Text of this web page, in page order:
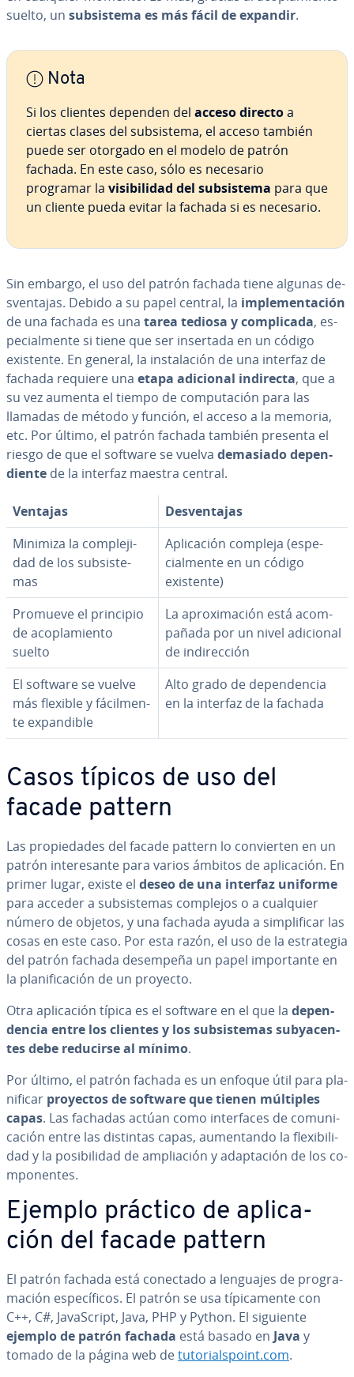
suelto, un su­b­si­s­te­ma es más fácil de expandir.
Nota
Si los clientes dependen del acceso directoa
ciertas clases del su­b­si­s­te­ma, el acceso también
puede ser otorgado en el modelo de patrón
fachada. En este caso, sólo es necesario
programar la vi­si­bi­li­dad del su­b­si­s­te­ma para que
un cliente pueda evitar la fachada si es necesario.
Sin embargo, el uso del patrón fachada tiene algunas de­
s­ve­n­ta­jas. Debido a su papel central, la im­ple­me­n­ta­ción
de una fachada es una tarea tediosa y co­m­pli­ca­da, es­
pe­cia­l­me­n­te si tiene que ser insertada en un código
existente. En general, la in­s­ta­la­ción de una interfaz de
fachada requiere una etapa adicional indirecta, que a
su vez aumenta el tiempo de co­mpu­tación para las
llamadas de método y función, el acceso a la memoria,
etc. Por último, el patrón fachada también presenta el
riesgo de que el software se vuelva demasiado de­pe­n­
die­n­te de la interfaz maestra central.
Ventajas
De­s­ve­n­ta­jas
Minimiza la co­m­ple­ji­
dad de los su­b­si­s­te­
mas
Apli­ca­ción compleja (es­pe­
cia­l­me­n­te en un código
existente)
Promueve el principio
de aco­pla­mie­n­to
suelto
La apro­xi­ma­ción está aco­m­
pa­ña­da por un nivel adicional
de in­di­re­c­ción
El software se vuelve
más flexible y fá­ci­l­me­n­
te ex­pa­n­di­ble
Alto grado de de­pe­n­de­n­cia
en la interfaz de la fachada
Casos típicos de uso del
facade pattern
Las pro­pie­da­des del facade pattern lo co­n­vie­r­ten en un
patrón in­te­re­sa­n­te para varios ámbitos de apli­ca­ción. En
primer lugar, existe el deseo de una interfaz uniforme
para acceder a su­b­si­s­te­mas complejos o a cualquier
número de objetos, y una fachada ayuda a si­m­pli­fi­car las
cosas en este caso. Por esta razón, el uso de la es­tra­te­gia
del patrón fachada desempeña un papel im­po­r­ta­n­te en
la pla­ni­fi­ca­ción de un proyecto.
Otra apli­ca­ción típica es el software en el que la de­pe­n­
de­n­cia entre los clientes y los su­b­si­s­te­mas su­b­ya­ce­n­
tes debe reducirse al mínimo.
Por último, el patrón fachada es un enfoque útil para pla­
ni­fi­car proyectos de software que tienen múltiples
capas. Las fachadas actúan como in­te­r­fa­ces de co­mu­ni­
ca­ción entre las distintas capas, au­me­n­ta­n­do la fle­xi­bi­li­
dad y la po­si­bi­li­dad de am­plia­ción y ada­p­ta­ción de los co­
m­po­ne­n­tes.
Ejemplo práctico de apli­ca­
ción del facade pattern
El patrón fachada está conectado a lenguajes de pro­gra­
ma­ción es­pe­cí­fi­cos. El patrón se usa tí­pi­ca­me­n­te con
C++, C#, Ja­va­S­cri­pt, Java, PHP y Python. El siguiente
ejemplo de patrón fachada está basado en Java y
tomado de la página web detu­to­ria­l­s­poi­nt.com.